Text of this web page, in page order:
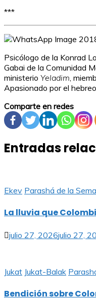
***
Psicólogo de la Konrad
Gabai de la Comunidad
ministerio Yeladim,
Apasionado por el
Comparte en redes
Entradas
Ekev Parashá de la
La lluvia que
julio 27, 2026julio 27,
Jukat Jukat-Balak
Bendición sobre